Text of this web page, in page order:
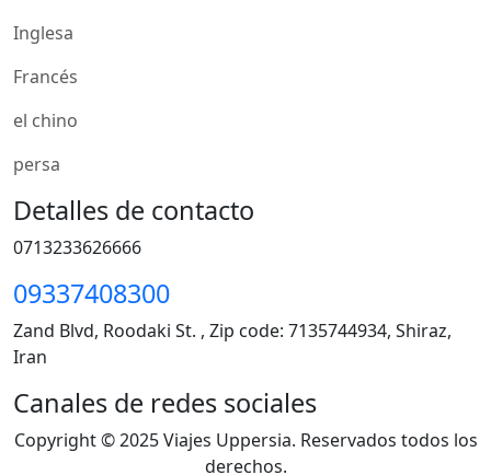
Inglesa
Francés
el chino
persa
Detalles de contacto
0713233626666
09337408300
Zand Blvd, Roodaki St. , Zip code: 7135744934, Shiraz,
Iran
Canales de redes sociales
Copyright © 2025 Viajes Uppersia. Reservados todos los
derechos.